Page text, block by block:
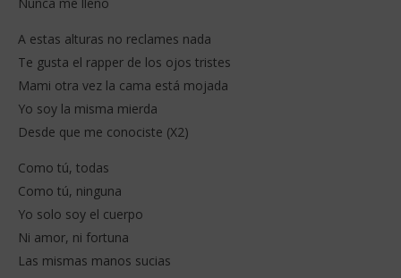
A estas alturas no reclames nada
Te gusta el rapper de los ojos tristes
Mami otra vez la cama está mojada
Yo soy la misma mierda
Desde que me conociste (X2)
Como tú, todas
Como tú, ninguna
Yo solo soy el cuerpo
Ni amor, ni fortuna
Las mismas manos sucias